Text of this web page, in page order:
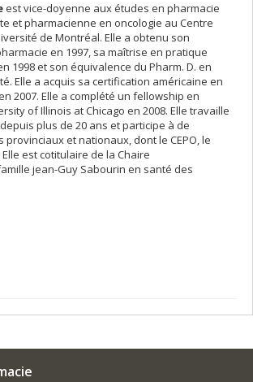
est vice-doyenne aux études en pharmacie
et pharmacienne en oncologie au Centre
de Montréal. Elle a obtenu son
en 1997, sa maîtrise en pratique
1998 et son équivalence du Pharm. D. en
Elle a acquis sa certification américaine en
2007. Elle a complété un fellowship en
of Illinois at Chicago en 2008. Elle travaille
plus de 20 ans et participe à de
provinciaux et nationaux, dont le CEPO, le
Elle est cotitulaire de la Chaire
jean-Guy Sabourin en santé des